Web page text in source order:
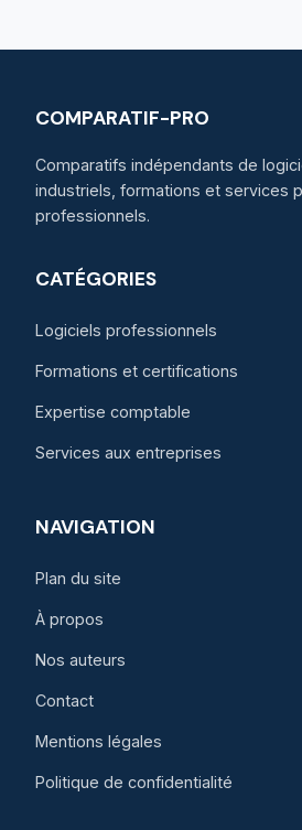
COMPARATIF-PRO
Comparatifs indépendants de
industriels, formations et services
professionnels.
CATÉGORIES
Logiciels professionnels
Formations et certifications
Expertise comptable
Services aux entreprises
NAVIGATION
Plan du site
À propos
Nos auteurs
Contact
Mentions légales
Politique de confidentialité